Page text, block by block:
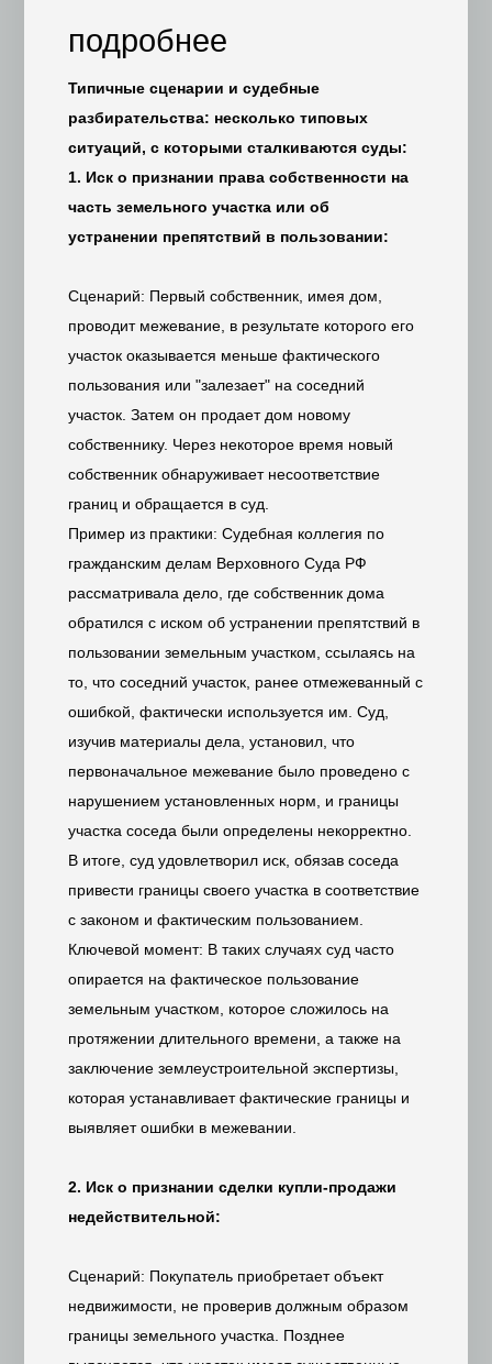
подробнее
Типичные сценарии и судебные
разбирательства: несколько типовых
ситуаций, с которыми сталкиваются суды:
1. Иск о признании права собственности на
часть земельного участка или об
устранении препятствий в пользовании:
Сценарий: Первый собственник, имея дом,
проводит межевание, в результате которого его
участок оказывается меньше фактического
пользования или "залезает" на соседний
участок. Затем он продает дом новому
собственнику. Через некоторое время новый
собственник обнаруживает несоответствие
границ и обращается в суд.
Пример из практики: Судебная коллегия по
гражданским делам Верховного Суда РФ
рассматривала дело, где собственник дома
обратился с иском об устранении препятствий в
пользовании земельным участком, ссылаясь на
то, что соседний участок, ранее отмежеванный с
ошибкой, фактически используется им. Суд,
изучив материалы дела, установил, что
первоначальное межевание было проведено с
нарушением установленных норм, и границы
участка соседа были определены некорректно.
В итоге, суд удовлетворил иск, обязав соседа
привести границы своего участка в соответствие
с законом и фактическим пользованием.
Ключевой момент: В таких случаях суд часто
опирается на фактическое пользование
земельным участком, которое сложилось на
протяжении длительного времени, а также на
заключение землеустроительной экспертизы,
которая устанавливает фактические границы и
выявляет ошибки в межевании.
2. Иск о признании сделки купли-продажи
недействительной:
Сценарий: Покупатель приобретает объект
недвижимости, не проверив должным образом
границы земельного участка. Позднее